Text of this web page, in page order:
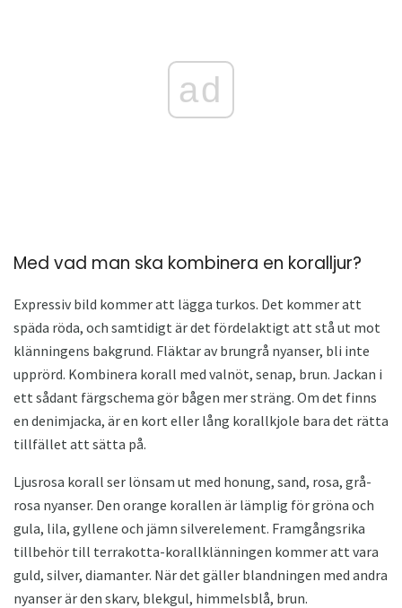
ad
Med vad man ska kombinera en koralljur?
Expressiv bild kommer att lägga turkos. Det kommer att
späda röda, och samtidigt är det fördelaktigt att stå ut mot
klänningens bakgrund. Fläktar av brungrå nyanser, bli inte
upprörd. Kombinera korall med valnöt, senap, brun. Jackan i
ett sådant färgschema gör bågen mer sträng. Om det finns
en denimjacka, är en kort eller lång korallkjole bara det rätta
tillfället att sätta på.
Ljusrosa korall ser lönsam ut med honung, sand, rosa, grå-
rosa nyanser. Den orange korallen är lämplig för gröna och
gula, lila, gyllene och jämn silverelement. Framgångsrika
tillbehör till terrakotta-korallklänningen kommer att vara
guld, silver, diamanter. När det gäller blandningen med andra
nyanser är den skarv, blekgul, himmelsblå, brun.